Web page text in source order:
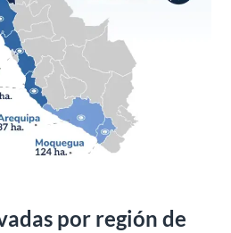
por región de